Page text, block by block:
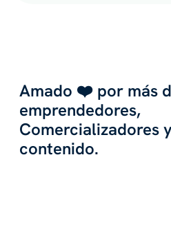
Amado ❤️ por más
emprendedores,
Comercializadores
contenido.